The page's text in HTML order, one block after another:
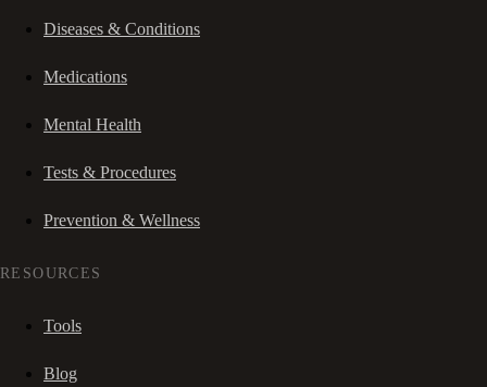
Diseases & Conditions
Medications
Mental Health
Tests & Procedures
Prevention & Wellness
RESOURCES
Tools
Blog